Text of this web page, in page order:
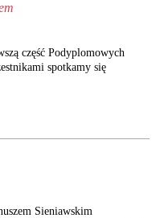
część Podyplomowych
spotkamy się
Sieniawskim